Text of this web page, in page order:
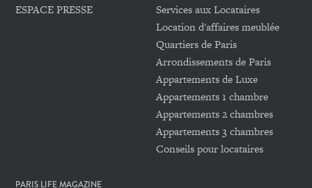
ESPACE PRESSE
Services aux Locataires
Location d'affaires meublée
Quartiers de Paris
Arrondissements de Paris
Appartements de Luxe
Appartements 1 chambre
Appartements 2 chambres
Appartements 3 chambres
Conseils pour locataires
PARIS LIFE MAGAZINE